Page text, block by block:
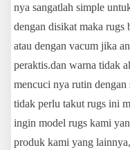
nya sangatlah simple
dengan disikat maka rugs
atau dengan vacum jika
peraktis.dan warna tidak
mencuci nya rutin dengan
tidak perlu takut rugs ini
ingin model rugs kami
produk kami yang